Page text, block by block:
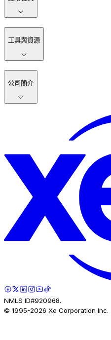
工具與資源
公司簡介
NMLS ID#920968.
© 1995-2026 Xe Corporation Inc.